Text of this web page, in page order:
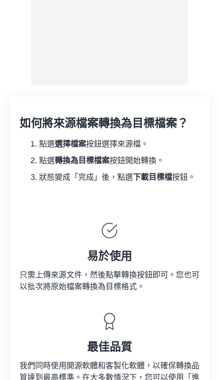
如何將來源檔案轉換為目標檔案？
點選選擇檔案按鈕選擇來源檔。
點選轉換為目標檔案按鈕開始轉換。
狀態變成「完成」後，點選 下載目標檔按鈕。
易於使用
只需上傳來源文件，然後點擊轉換按鈕即可。您也可
以批次將原始檔案轉換為目標格式。
最佳品質
我們同時使用開源軟體和客製化軟體，以確保轉換品